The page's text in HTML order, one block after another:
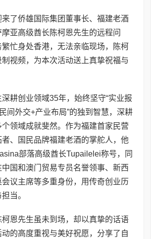
来了侨雄国际集团董事长、福建老酒
亚高级酋长陈柯恩先生的远程问
忙身处香港，无法亲临现场，陈柯
视频，为本次活动送上真挚祝福与
深耕创业领域35年，始终坚守“实业报
间外交+产业布局”的独到智慧，深耕
领域成就斐然。作为福建首家民营
者、国民品牌福建老酒的掌舵人，他
部落高级酋长Tupailelei称号，同
国和澳门贸易专员名誉领事、新西
议主席等多重身份，用传奇创业历
当。
柯恩先生虽未到场，却以真挚的话语
的高度重视与美好祝愿，分享了自